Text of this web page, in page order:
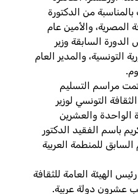
من الدكتورة
المصرية، والأمين عام
الدورة السابقة وزير
التونسية، والمدير العام
مراسم التسليم
التونسي لوزير
الواحدة والعشرين
باسم الفقيد الدكتور
للمنطمة العربية
الهيئة العامة للثقافة
عشرون دولة عربية.